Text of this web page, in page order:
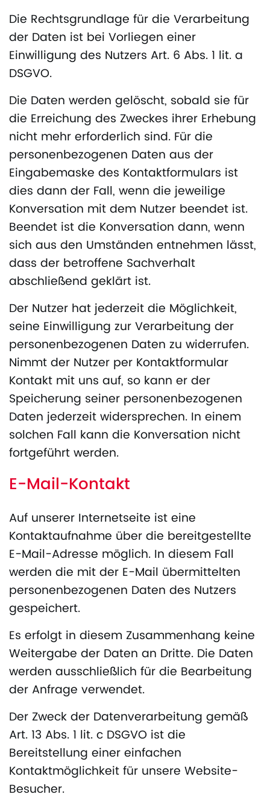
Die Rechtsgrundlage für die Verarbeitung
der Daten ist bei Vorliegen einer
Einwilligung des Nutzers Art. 6 Abs. 1 lit. a
DSGVO.
Die Daten werden gelöscht, sobald sie für
die Erreichung des Zweckes ihrer Erhebung
nicht mehr erforderlich sind. Für die
personenbezogenen Daten aus der
Eingabemaske des Kontaktformulars ist
dies dann der Fall, wenn die jeweilige
Konversation mit dem Nutzer beendet ist.
Beendet ist die Konversation dann, wenn
sich aus den Umständen entnehmen lässt,
dass der betroffene Sachverhalt
abschließend geklärt ist.
Der Nutzer hat jederzeit die Möglichkeit,
seine Einwilligung zur Verarbeitung der
personenbezogenen Daten zu widerrufen.
Nimmt der Nutzer per Kontaktformular
Kontakt mit uns auf, so kann er der
Speicherung seiner personenbezogenen
Daten jederzeit widersprechen. In einem
solchen Fall kann die Konversation nicht
fortgeführt werden.
E-Mail-Kontakt
Auf unserer Internetseite ist eine
Kontaktaufnahme über die bereitgestellte
E-Mail-Adresse möglich. In diesem Fall
werden die mit der E-Mail übermittelten
personenbezogenen Daten des Nutzers
gespeichert.
Es erfolgt in diesem Zusammenhang keine
Weitergabe der Daten an Dritte. Die Daten
werden ausschließlich für die Bearbeitung
der Anfrage verwendet.
Der Zweck der Datenverarbeitung gemäß
Art. 13 Abs. 1 lit. c DSGVO ist die
Bereitstellung einer einfachen
Kontaktmöglichkeit für unsere Website-
Besucher.